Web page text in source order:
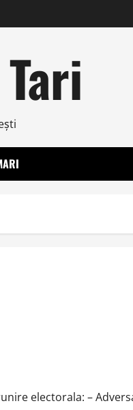
electorala: –